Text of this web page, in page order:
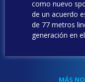
como nuevo
de un acuerdo
de 77 metros
generación en
MÁS